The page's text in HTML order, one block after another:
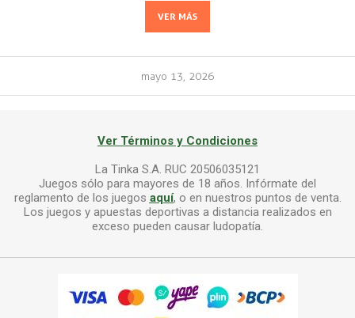
VER MÁS
mayo 13, 2026
Ver Términos y Condiciones
La Tinka S.A. RUC 20506035121
Juegos sólo para mayores de 18 años. Infórmate del
reglamento de los juegos aquí, o en nuestros puntos de venta.
Los juegos y apuestas deportivas a distancia realizados en
exceso pueden causar ludopatía.